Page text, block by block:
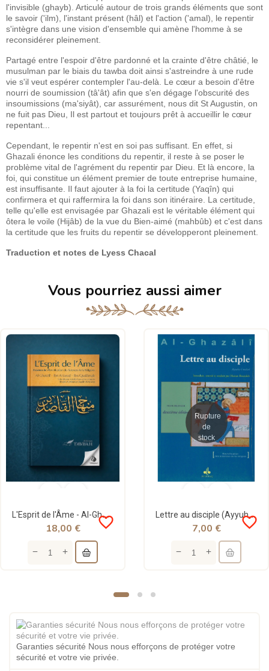
l'invisible (ghayb). Articulé autour de trois grands éléments que sont
le savoir ('ilm), l'instant présent (hâl) et l'action ('amal), le repentir
s'intègre dans une vision d'ensemble qui amène l'homme à se
reconsidérer pleinement.
Partagé entre l'espoir d'être pardonné et la crainte d'être châtié, le
musulman par le biais du tawba doit ainsi s'astreindre à une rude
vie s'il veut espérer contempler l'au-delà. Le cœur a besoin d'être
nourri de soumission (tâ'ât) afin que s'en dégage l'obscurité des
insoumissions (ma'siyât), car assurément, nous dit St Augustin, on
ne fuit pas Dieu, Il est partout et toujours prêt à accueillir le cœur
repentant...
Cependant, le repentir n'est en soi pas suffisant. En effet, si
Ghazali énonce les conditions du repentir, il reste à se poser le
problème vital de l'agrément du repentir par Dieu. Et là encore, la
foi, qui constitue un élément premier de toute entreprise humaine,
est insuffisante. Il faut ajouter à la foi la certitude (Yaqîn) qui
confirmera et qui raffermira la foi dans son itinéraire. La certitude,
telle qu'elle est envisagée par Ghazali est le véritable élément qui
ôtera le voile (Hijâb) de la vue du Bien-aimé (mahbûb) et c'est dans
la certitude que les fruits du repentir se développeront pleinement.
Traduction et notes de Lyess Chacal
Vous pourriez aussi aimer
L'Esprit de l'Âme - Al-Ghazalî - Ibn Al-Jawzî - Ibn Qudâmah - Tawbah
favorite_border
18,00 €
Rupture
de
stock
Lettre au disciple (Ayyuha-l-walad) - 2ème édition - Abû Hamîd Al-Ghazâlî - Bouraq (E77)
favorite_border
7,00 €
Garanties sécurité Nous nous efforçons de protéger votre
sécurité et votre vie privée.